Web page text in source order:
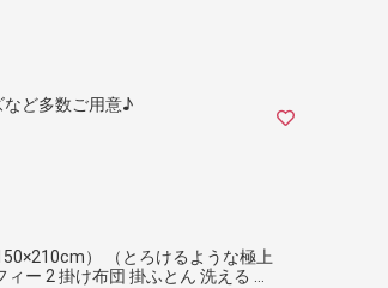
ど多数ご用意♪
） （とろけるような極上
ー 2 掛け布団 掛ふとん 洗える 日